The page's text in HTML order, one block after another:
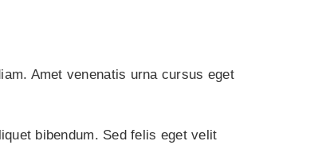
Amet venenatis urna cursus eget
bibendum. Sed felis eget velit